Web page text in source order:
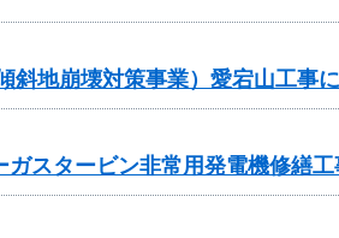
斜地崩壊対策事業）愛宕山工事
ガスタービン非常用発電機修繕